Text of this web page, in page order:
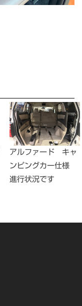
アルファード キャ
ンピングカー仕様
進行状況です